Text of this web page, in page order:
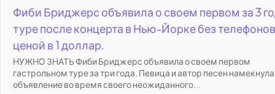
Фиби Бриджерс объявила о своем первом за 3
туре после концерта в Нью-Йорке без
ценой в 1 доллар.
НУЖНО ЗНАТЬ Фиби Бриджерс объявила о своем первом
гастрольном туре за три года. Певица и автор песен намекнула
объявление во время своего неожиданного...